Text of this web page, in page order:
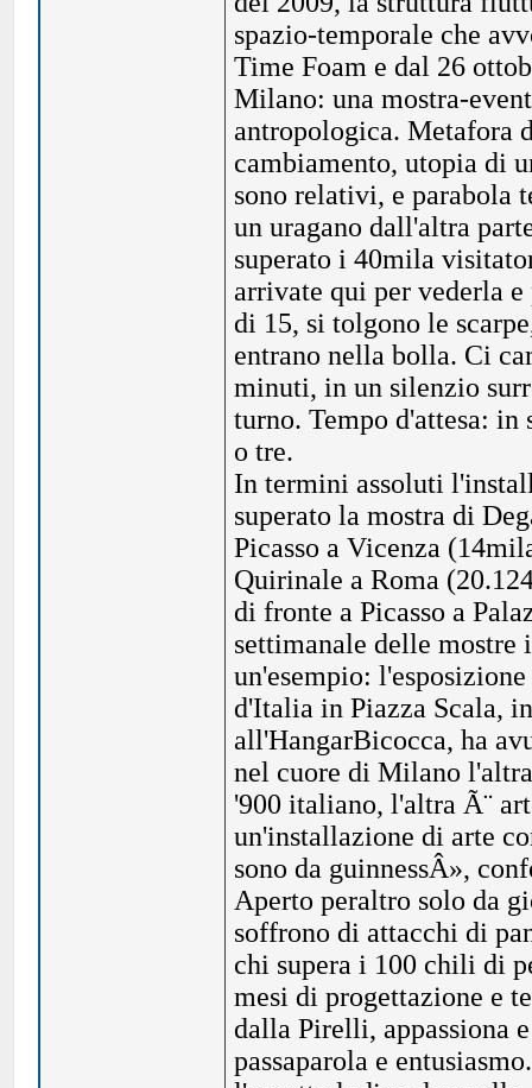
spazio-temporale che
Time Foam e dal 26
Milano: una mostra-
antropologica. Metafora
cambiamento, utopia di
sono relativi, e parabola
un uragano dall'altra
superato i 40mila
arrivate qui per vederla
di 15, si tolgono le
entrano nella bolla. Ci
minuti, in un silenzio
turno. Tempo d'attesa: in
o tre.
In termini assoluti
superato la mostra di
Picasso a Vicenza
Quirinale a Roma
di fronte a Picasso a
settimanale delle
un'esempio:
d'Italia in Piazza Scala,
all'HangarBicocca, ha
nel cuore di Milano
'900 italiano, l'altra Ã¨
un'installazione di arte
sono da guinnessÂ»,
Aperto peraltro solo da
soffrono di attacchi di
chi supera i 100 chili di
mesi di progettazione e
dalla Pirelli, appassiona
passaparola e